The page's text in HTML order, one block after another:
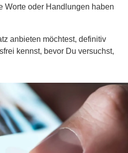
Worte oder Handlungen haben
anbieten möchtest, definitiv
kennst, bevor Du versuchst,